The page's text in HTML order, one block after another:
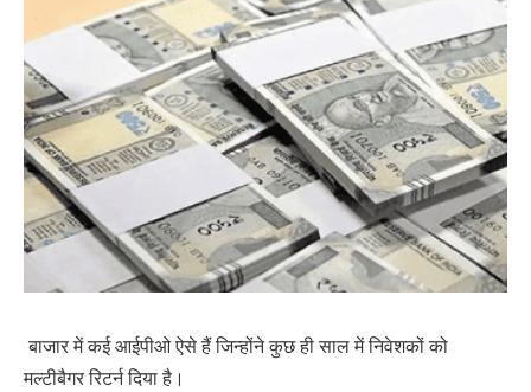
बाजार में कई आईपीओ ऐसे हैं जिन्होंने कुछ ही साल में निवेशकों को
मल्टीबैगर रिटर्न दिया है।